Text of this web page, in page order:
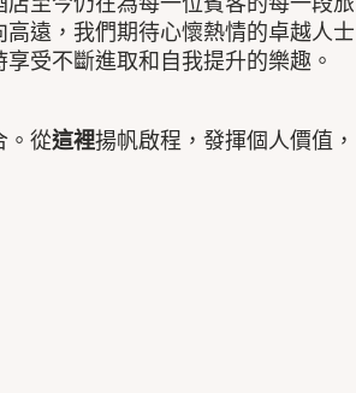
遠，我們期待心懷熱情的卓越人士
受不斷進取和自我提升的樂趣。
。從這裡揚帆啟程，發揮個人價值，